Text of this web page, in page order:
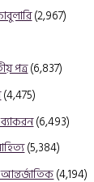
(2,967)
পত্র(6,837)
(4,475)
ব্যাকরন(6,493)
(5,384)
আন্তর্জাতিক(4,194)